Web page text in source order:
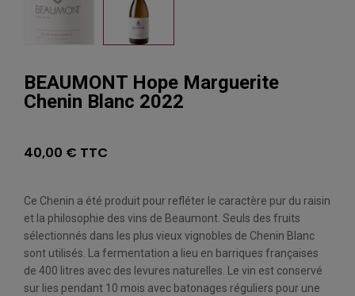
BEAUMONT Hope Marguerite
Chenin Blanc 2022
40,00 € TTC
Ce Chenin a été produit pour refléter le caractère pur du raisin
et la philosophie des vins de Beaumont. Seuls des fruits
sélectionnés dans les plus vieux vignobles de Chenin Blanc
sont utilisés. La fermentation a lieu en barriques françaises
de 400 litres avec des levures naturelles. Le vin est conservé
sur lies pendant 10 mois avec batonages réguliers pour une